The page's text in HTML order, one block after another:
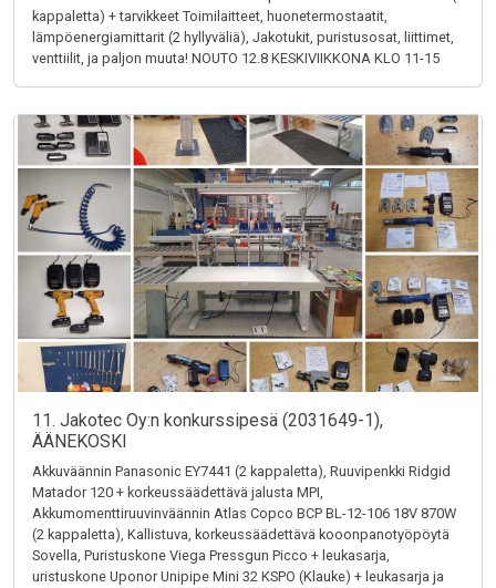
kappaletta) + tarvikkeet Toimilaitteet, huonetermostaatit,
lämpöenergiamittarit (2 hyllyväliä), Jakotukit, puristusosat, liittimet,
venttiilit, ja paljon muuta! NOUTO 12.8 KESKIVIIKKONA KLO 11-15
11. Jakotec Oy:n konkurssipesä (2031649-1),
ÄÄNEKOSKI
Akkuväännin Panasonic EY7441 (2 kappaletta), Ruuvipenkki Ridgid
Matador 120 + korkeussäädettävä jalusta MPI,
Akkumomenttiruuvinväännin Atlas Copco BCP BL-12-106 18V 870W
(2 kappaletta), Kallistuva, korkeussäädettävä kooonpanotyöpöytä
Sovella, Puristuskone Viega Pressgun Picco + leukasarja,
uristuskone Uponor Unipipe Mini 32 KSPO (Klauke) + leukasarja ja